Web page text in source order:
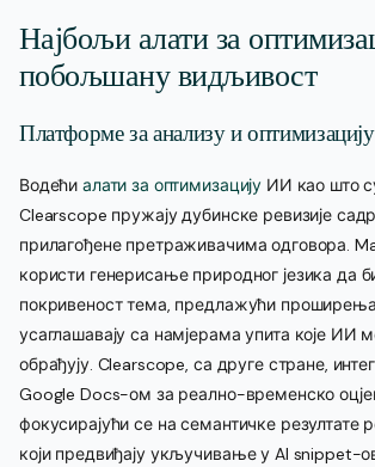
Најбољи алати за
побољшану видљивост
Платформе за анализу и
Водећиалати за оптимизацију ИИ као што
Clearscope пружају дубинске ревизије
прилагођене претраживачима одговора.
користи генерисање природног језика да
покривеност тема, предлажући проширења
усаглашавају са намјерама упита које ИИ
обрађују. Clearscope, са друге стране,
Google Docs-ом за реално-временско
фокусирајући се на семантичке резултате
који предвиђају укључивање у AI snippet-